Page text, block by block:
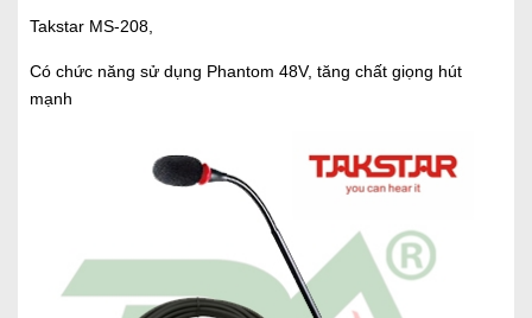
Takstar MS-208,
Có chức năng sử dụng Phantom 48V, tăng chất giọng hút
mạnh